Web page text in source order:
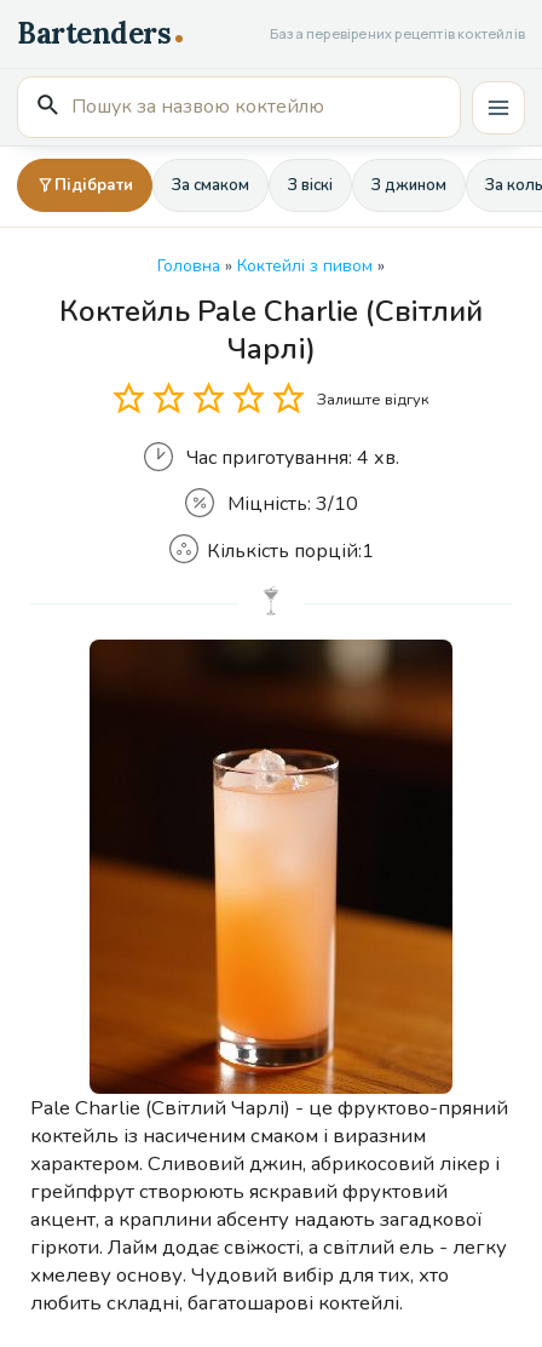
до
вмісту
База перевірених рецептів коктейлів
Пошук
для:
Підібрати За смаком З віскі З джином За
Головна » Коктейлі з пивом »
Коктейль Pale Charlie (Світлий
Чарлі)
Залиште відгук
Час приготування: 4 хв.
Міцність: 3/10
Кількість
Кількість порцій:1
Pale Charlie (Світлий Чарлі) - це фруктово-пряний
коктейль із насиченим смаком і виразним
характером. Сливовий джин, абрикосовий лікер і
грейпфрут створюють яскравий фруктовий
акцент, а краплини абсенту надають загадкової
гіркоти. Лайм додає свіжості, а світлий ель - легку
хмелеву основу. Чудовий вибір для тих, хто
любить складні, багатошарові коктейлі.